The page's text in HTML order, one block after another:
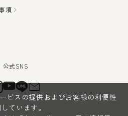
項
ビスの提供およびお客様の利便性
ています。